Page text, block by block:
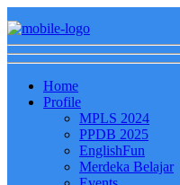
Home
Profile
MPLS 2024
PPDB 2025
EnglishFun
Merdeka Belajar